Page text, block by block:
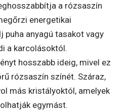
a rózsaszín
energetikai
puha anyagú tasakot vagy
a karcolásoktól.
hosszabb ideig, mivel ez
rózsaszín színét. Száraz,
más kristályoktól, amelyek
egymást.